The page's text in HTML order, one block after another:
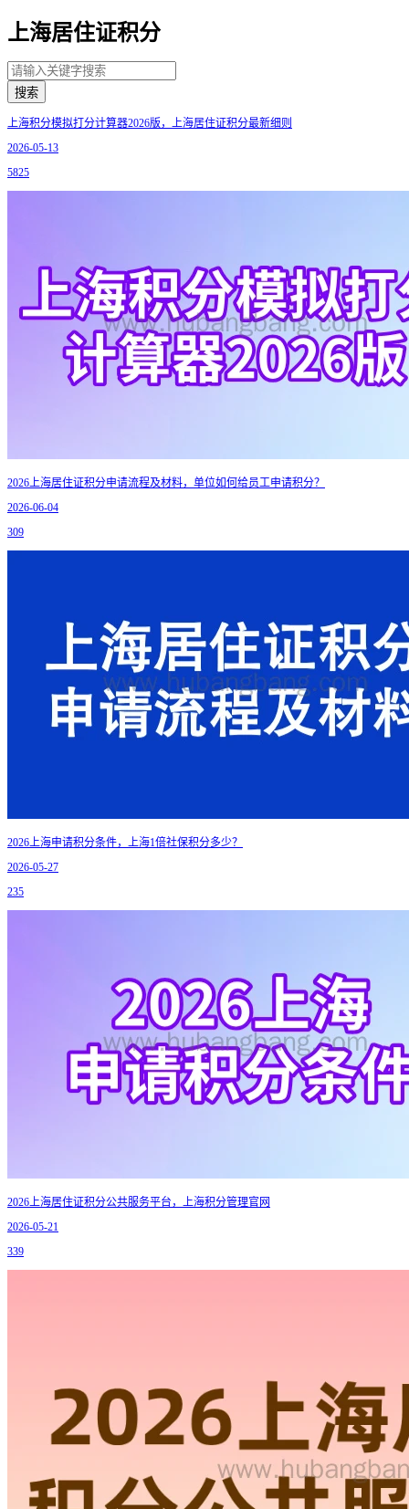
上海居住证积分
搜索
上海积分模拟打分计算器2026版，上海居住证积分最新细则
2026-05-13
5825
2026上海居住证积分申请流程及材料，单位如何给员工申请积分？
2026-06-04
309
2026上海申请积分条件，上海1倍社保积分多少？
2026-05-27
235
2026上海居住证积分公共服务平台，上海积分管理官网
2026-05-21
339